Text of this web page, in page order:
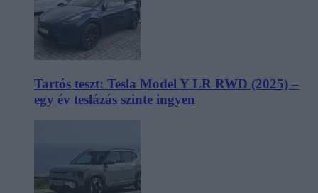
Tartós teszt: Tesla Model Y LR RWD (2025) –
egy év teslázás szinte ingyen